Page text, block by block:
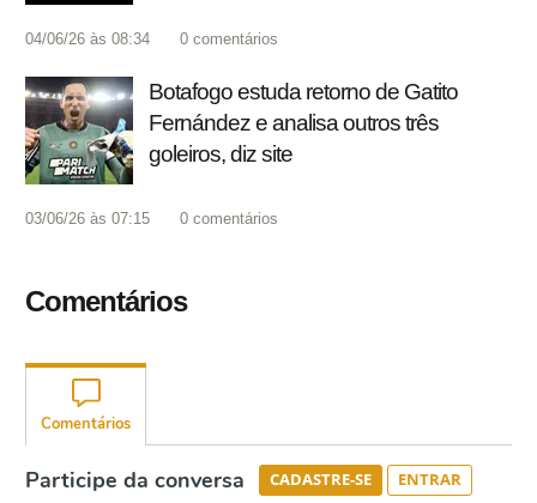
04/06/26 às 08:34 0 comentários
Botafogo estuda retorno de Gatito
Fernández e analisa outros três
goleiros, diz site
03/06/26 às 07:15 0 comentários
Comentários